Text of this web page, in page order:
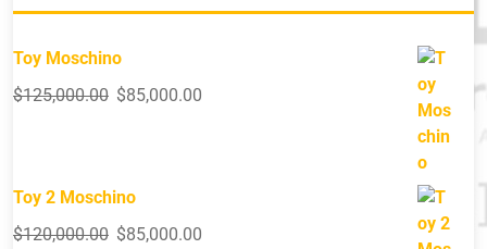
Toy Moschino
$125,000.00 $85,000.00
Toy 2 Moschino
$120,000.00 $85,000.00